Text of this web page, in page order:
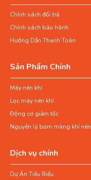
Chính sách đổi trả
Chính sách bảo hành
Hướng Dẫn Thanh Toán
Sản Phẩm Chính
Máy nén khí
Lọc máy nén khí
Động cơ giảm tốc
Nguyên lý bơm màng khí nén
Dịch vụ chính
Dự Án Tiêu Biểu